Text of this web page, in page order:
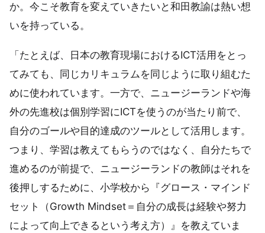
か。今こそ教育を変えていきたいと和田教諭は熱い想
いを持っている。
「たとえば、日本の教育現場におけるICT活用をとっ
てみても、同じカリキュラムを同じように取り組むた
めに使われています。一方で、ニュージーランドや海
外の先進校は個別学習にICTを使うのが当たり前で、
自分のゴールや目的達成のツールとして活用します。
つまり、学習は教えてもらうのではなく、自分たちで
進めるのが前提で、ニュージーランドの教師はそれを
後押しするために、小学校から『グロース・マインド
セット（Growth Mindset＝自分の成長は経験や努力
によって向上できるという考え方）』を教えていま